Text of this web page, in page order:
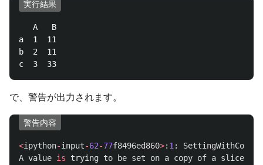
実行結果
   A   B
a  1  11
b  2  11
で、警告が出力されます。
警告内容
<ipython-input-62-77f8496ed860>: 1:
A value is trying to be set on a copy of a slice